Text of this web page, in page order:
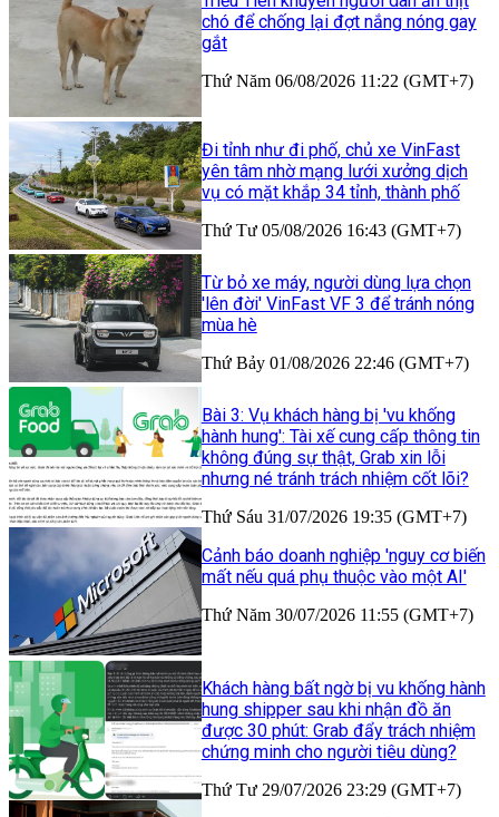
chó để chống lại đợt nắng nóng gay
gắt
Thứ Năm 06/08/2026 11:22 (GMT+7)
Đi tỉnh như đi phố, chủ xe VinFast
yên tâm nhờ mạng lưới xưởng dịch
vụ có mặt khắp 34 tỉnh, thành phố
Thứ Tư 05/08/2026 16:43 (GMT+7)
Từ bỏ xe máy, người dùng lựa chọn
'lên đời' VinFast VF 3 để tránh nóng
mùa hè
Thứ Bảy 01/08/2026 22:46 (GMT+7)
Bài 3: Vụ khách hàng bị 'vu khống
hành hung': Tài xế cung cấp thông tin
không đúng sự thật, Grab xin lỗi
nhưng né tránh trách nhiệm cốt lõi?
Thứ Sáu 31/07/2026 19:35 (GMT+7)
Cảnh báo doanh nghiệp 'nguy cơ biến
mất nếu quá phụ thuộc vào một AI'
Thứ Năm 30/07/2026 11:55 (GMT+7)
Khách hàng bất ngờ bị vu khống hành
hung shipper sau khi nhận đồ ăn
được 30 phút: Grab đẩy trách nhiệm
chứng minh cho người tiêu dùng?
Thứ Tư 29/07/2026 23:29 (GMT+7)